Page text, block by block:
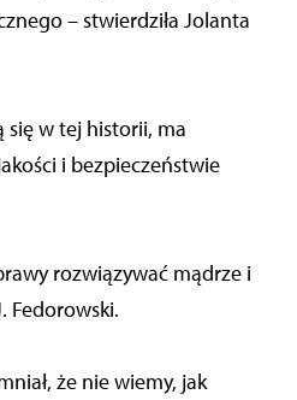
– stwierdziła Jolanta
się w tej historii, ma
i bezpieczeństwie
rozwiązywać mądrze i
Fedorowski.
że nie wiemy, jak